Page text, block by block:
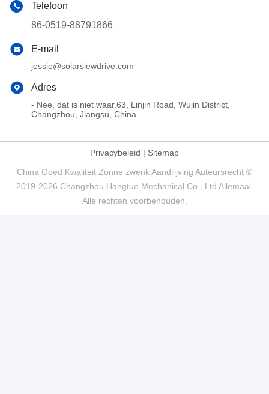
Telefoon
86-0519-88791866
E-mail
jessie@solarslewdrive.com
Adres
- Nee, dat is niet waar.63, Linjin Road, Wujin District,
Changzhou, Jiangsu, China
Privacybeleid | Sitemap
China Goed Kwaliteit Zonne zwenk Aandrijving Auteursrecht ©
2019-2026 Changzhou Hangtuo Mechanical Co., Ltd Allemaal.
Alle rechten voorbehouden.